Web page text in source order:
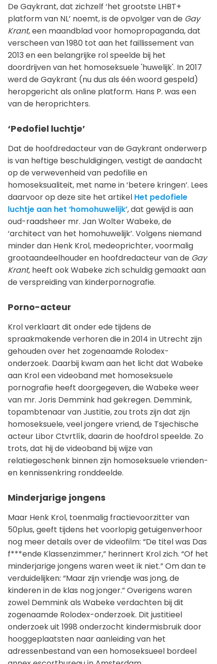
De Gaykrant, dat zichzelf ‘het grootste LHBT+
platform van NL’ noemt, is de opvolger van de Gay
Krant, een maandblad voor homopropaganda, dat
verscheen van 1980 tot aan het faillissement van
2013 en een belangrijke rol speelde bij het
doordrijven van het homoseksuele 'huwelijk'. In 2017
werd de Gaykrant (nu dus als één woord gespeld)
heropgericht als online platform. Hans P. was een
van de heroprichters.
‘Pedofiel luchtje’
Dat de hoofdredacteur van de Gaykrant onderwerp
is van heftige beschuldigingen, vestigt de aandacht
op de verwevenheid van pedofilie en
homoseksualiteit, met name in ‘betere kringen’. Lees
daarvoor op deze site het artikel Het pedofiele
luchtje aan het ‘homohuwelijk’, dat gewijd is aan
oud-raadsheer mr. Jan Wolter Wabeke, de
‘architect van het homohuwelijk’. Volgens niemand
minder dan Henk Krol, medeoprichter, voormalig
grootaandeelhouder en hoofdredacteur van de Gay
Krant, heeft ook Wabeke zich schuldig gemaakt aan
de verspreiding van kinderpornografie.
Porno-acteur
Krol verklaart dit onder ede tijdens de
spraakmakende verhoren die in 2014 in Utrecht zijn
gehouden over het zogenaamde Rolodex-
onderzoek. Daarbij kwam aan het licht dat Wabeke
aan Krol een videoband met homoseksuele
pornografie heeft doorgegeven, die Wabeke weer
van mr. Joris Demmink had gekregen. Demmink,
topambtenaar van Justitie, zou trots zijn dat zijn
homoseksuele, veel jongere vriend, de Tsjechische
acteur Libor Ctvrtlík, daarin de hoofdrol speelde. Zo
trots, dat hij de videoband bij wijze van
relatiegeschenk binnen zijn homoseksuele vrienden-
en kennissenkring ronddeelde.
Minderjarige jongens
Maar Henk Krol, toenmalig fractievoorzitter van
50plus, geeft tijdens het voorlopig getuigenverhoor
nog meer details over de videofilm: “De titel was Das
f***ende Klassenzimmer,” herinnert Krol zich. “Of het
minderjarige jongens waren weet ik niet.” Om dan te
verduidelijken: “Maar zijn vriendje was jong, de
kinderen in de klas nog jonger.” Overigens waren
zowel Demmink als Wabeke verdachten bij dit
zogenaamde Rolodex-onderzoek. Dit justitieel
onderzoek uit 1998 onderzocht kindermisbruik door
hooggeplaatsten naar aanleiding van het
adressenbestand van een homoseksueel bordeel